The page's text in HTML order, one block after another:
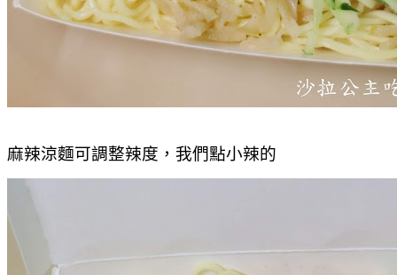
麻辣涼麵可調整辣度，我們點小辣的